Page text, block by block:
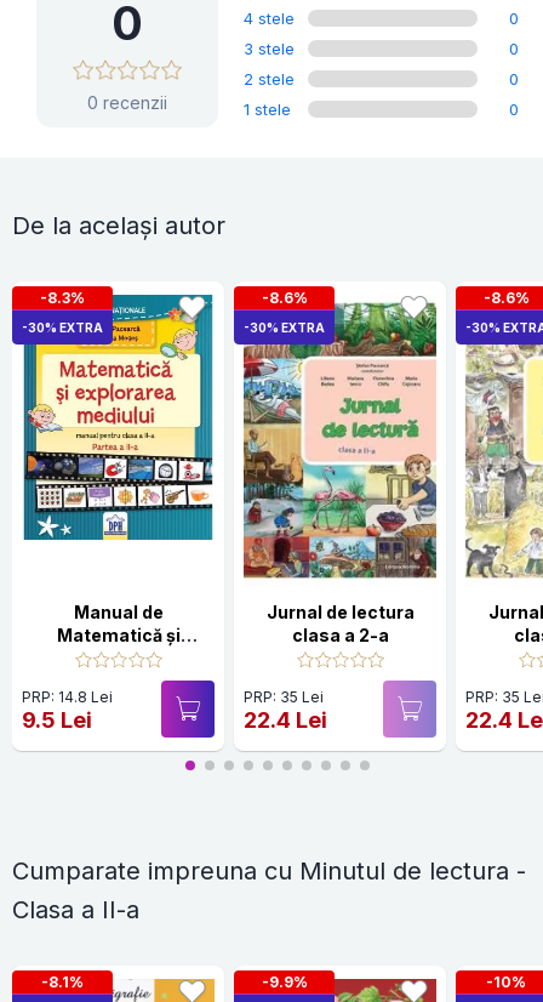
0
0 recenzii
4 stele
0
3 stele
0
2 stele
0
1 stele
0
De la același autor
-8.3%
-30% EXTRA
Manual de
Matematică și
explorarea mediului -
Clasa a II-a
Semestrul al II-lea
PRP: 14.8 Lei
9.5 Lei
-8.6%
-30% EXTRA
Jurnal de lectura
clasa a 2-a
PRP: 35 Lei
22.4 Lei
-8.6%
-30%
PRP: 35
22.4
Cumparate impreuna cu Minutul de lectura -
Clasa a II-a
-8.1% -9.9% -10%